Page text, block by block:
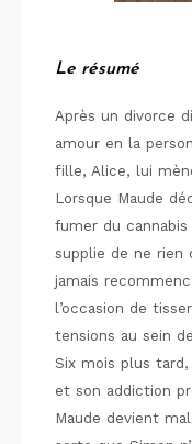
Le résumé
Après un divorce
amour en la
fille, Alice, lui
Lorsque Maude
fumer du
supplie de ne rien
jamais
l’occasion de
tensions au sein
Six mois plus
et son addiction
Maude devient